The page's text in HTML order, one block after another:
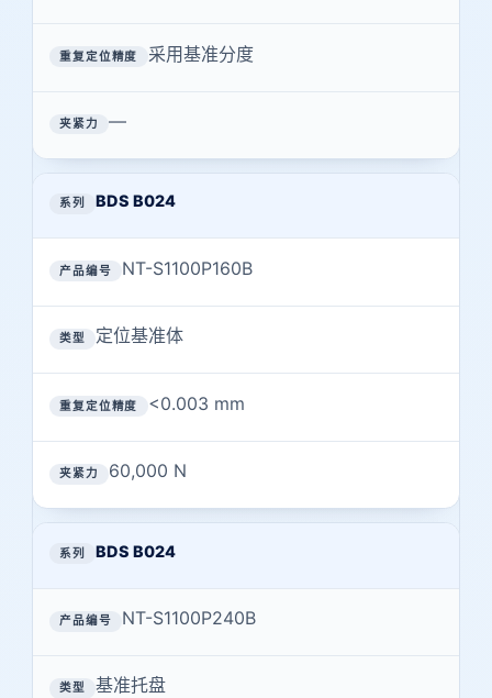
采用基准分度
—
BDS B024
NT-S1100P160B
定位基准体
<0.003 mm
60,000 N
BDS B024
NT-S1100P240B
基准托盘